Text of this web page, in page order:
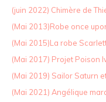
(juin 2022) Chimère de
(Mai 2013)Robe once
(Mai 2015)La robe
(Mai 2017) Projet Poison
(Mai 2019) Sailor Saturn
(Mai 2021) Angélique